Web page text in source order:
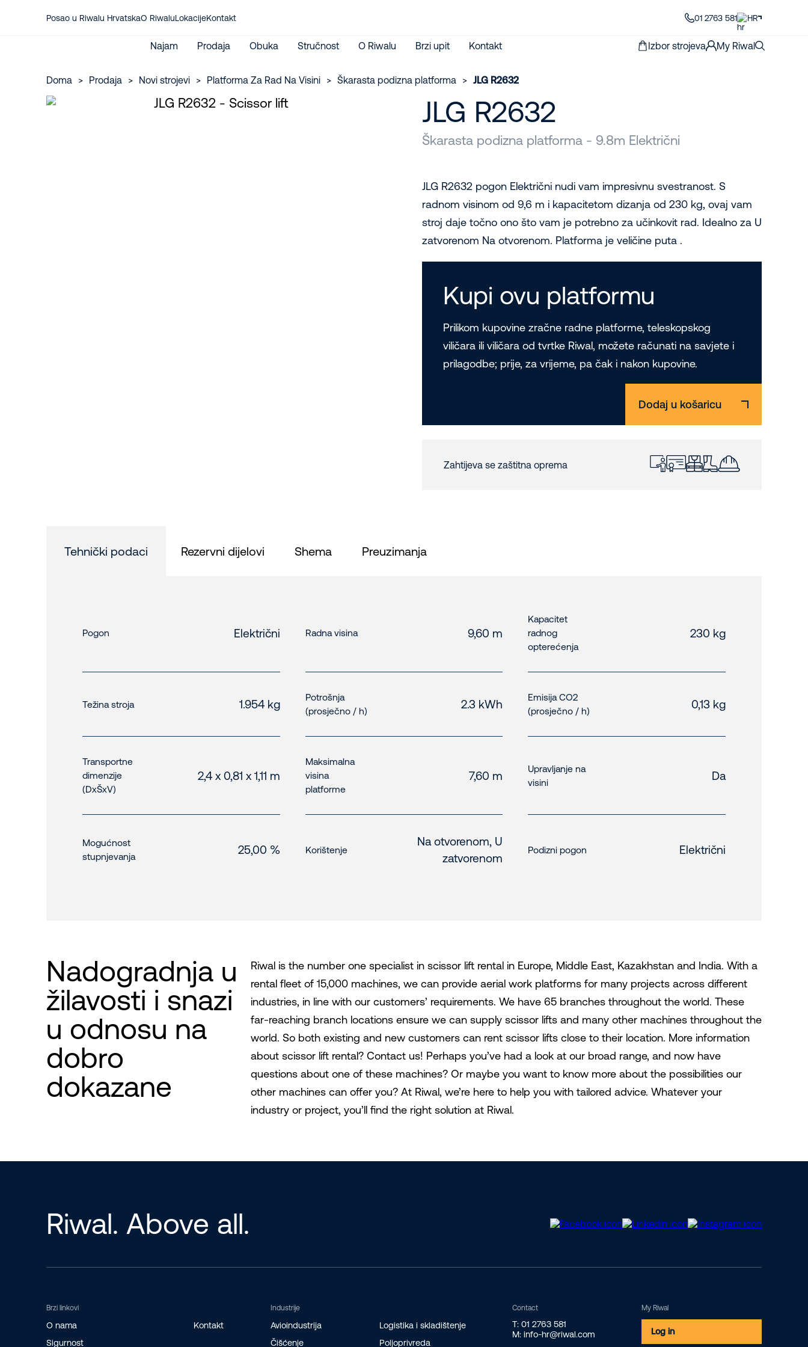
Posao u Riwalu HrvatskaO RiwaluLokacijeKontakt 01 2763 581 HR
Najam Prodaja Obuka Stručnost O Riwalu Brzi upit Kontakt Izbor strojeva My Riwal
Doma > Prodaja > Novi strojevi > Platforma Za Rad Na Visini > Škarasta podizna platforma > JLG R2632
JLG R2632
Škarasta podizna platforma - 9.8m Električni
JLG R2632 pogon Električni nudi vam impresivnu svestranost. S
radnom visinom od 9,6 m i kapacitetom dizanja od 230 kg, ovaj vam
stroj daje točno ono što vam je potrebno za učinkovit rad. Idealno za U
zatvorenom Na otvorenom. Platforma je veličine puta .
Kupi ovu platformu
Prilikom kupovine zračne radne platforme, teleskopskog
viličara ili viličara od tvrtke Riwal, možete računati na savjete i
prilagodbe; prije, za vrijeme, pa čak i nakon kupovine.
Dodaj u košaricu
Zahtijeva se zaštitna oprema
Tehnički podaci Rezervni dijelovi Shema Preuzimanja
Pogon Električni Radna visina 9,60 m
Kapacitet
radnog
opterećenja
230 kg
Težina stroja 1.954 kg
Potrošnja
(prosječno / h)
2.3 kWh
Emisija CO2
(prosječno / h)
0,13 kg
Transportne
dimenzije
(DxŠxV)
2,4 x 0,81 x 1,11 m
Maksimalna
visina
platforme
7,60 m
Upravljanje na
visini
Da
Mogućnost
stupnjevanja
25,00 % Korištenje
Na otvorenom, U
zatvorenom
Podizni pogon Električni
Nadogradnja u
žilavosti i snazi ​​
u odnosu na
dobro
dokazane
Riwal is the number one specialist in scissor lift rental in Europe, Middle East, Kazakhstan and India. With a
rental fleet of 15,000 machines, we can provide aerial work platforms for many projects across different
industries, in line with our customers’ requirements. We have 65 branches throughout the world. These
far-reaching branch locations ensure we can supply scissor lifts and many other machines throughout the
world. So both existing and new customers can rent scissor lifts close to their location. More information
about scissor lift rental? Contact us! Perhaps you’ve had a look at our broad range, and now have
questions about one of these machines? Or maybe you want to know more about the possibilities our
other machines can offer you? At Riwal, we’re here to help you with tailored advice. Whatever your
industry or project, you’ll find the right solution at Riwal.
Riwal. Above all.
Brzi linkovi
O nama
Sigurnost
Kontakt
Industrije
Avioindustrija
Čišćenje
Logistika i skladištenje
Poljoprivreda
Contact
T: 01 2763 581
M: info-hr@riwal.com
My Riwal
Log in